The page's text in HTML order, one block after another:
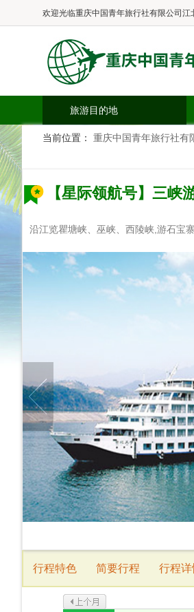
欢迎光临重庆中国青年旅行社有限公司江
旅游目的地
当前位置： 重庆中国青年旅行社有
【星际领航号】三峡
沿江览瞿塘峡、巫峡、西陵峡,游石宝
行程特色 简要行程 行程详